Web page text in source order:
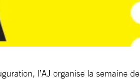
l’AJ organise la semaine de